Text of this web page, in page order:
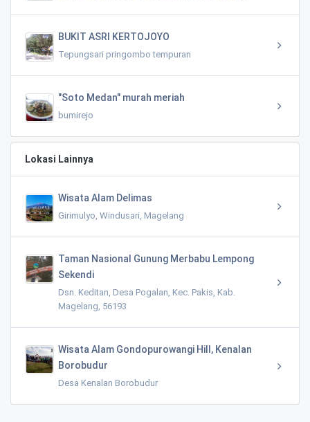
BUKIT ASRI KERTOJOYO
Tepungsari pringombo tempuran
"Soto Medan" murah meriah
bumirejo
Lokasi Lainnya
Wisata Alam Delimas
Girimulyo, Windusari, Magelang
Taman Nasional Gunung Merbabu Lempong
Sekendi
Dsn. Keditan, Desa Pogalan, Kec. Pakis, Kab.
Magelang, 56193
Wisata Alam Gondopurowangi Hill, Kenalan
Borobudur
Desa Kenalan Borobudur